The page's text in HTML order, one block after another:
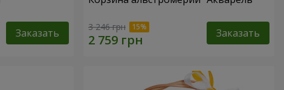
Заказать 3 246 грн Заказать